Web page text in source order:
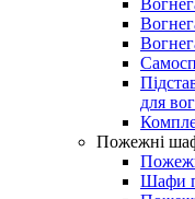
для
Пожежні
Шафи